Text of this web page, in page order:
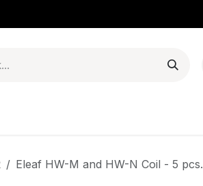
Eleaf HW-M and HW-N Coil - 5 pcs.